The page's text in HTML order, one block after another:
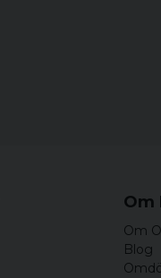
Om
Om
Blog